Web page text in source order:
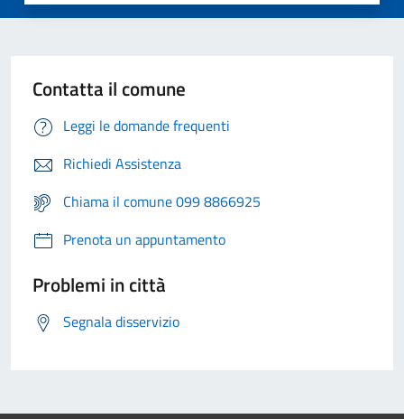
Contatta il comune
Leggi le domande frequenti
Richiedi Assistenza
Chiama il comune 099 8866925
Prenota un appuntamento
Problemi in città
Segnala disservizio